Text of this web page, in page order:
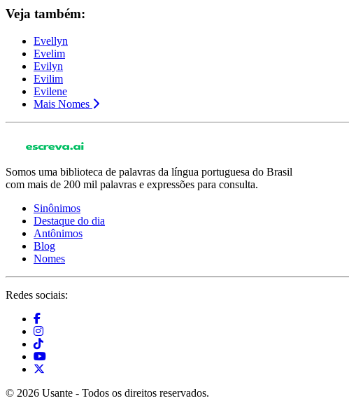
Veja também:
Evellyn
Evelim
Evilyn
Evilim
Evilene
Mais Nomes
Somos uma biblioteca de palavras da língua portuguesa do Brasil
com mais de 200 mil palavras e expressões para consulta.
Sinônimos
Destaque do dia
Antônimos
Blog
Nomes
Redes sociais:
© 2026 Usante - Todos os direitos reservados.